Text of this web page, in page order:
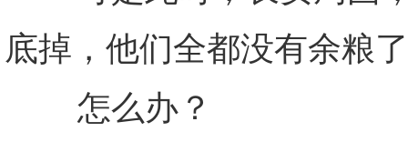
底掉，他们全都没有余粮
怎么办？